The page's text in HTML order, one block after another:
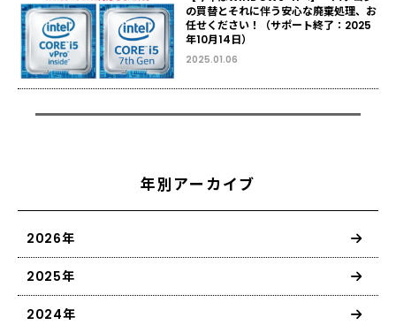
の買替とそれに伴う安心な廃棄処理、お
任せください！（サポート終了：2025
年10月14日）
2025.01.06
年別アーカイブ
2026年
2025年
2024年